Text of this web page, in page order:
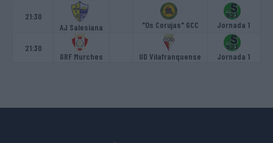
21:30
AJ Salesiana
"Os Corujas" GCC Jornada 1
21:30
GRF Murches
UD Vilafranquense Jornada 1